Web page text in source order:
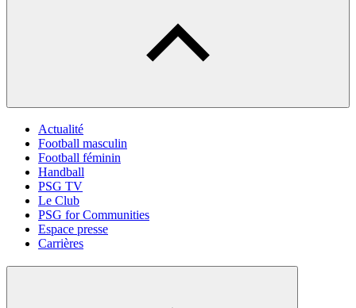
Actualité
Football masculin
Football féminin
Handball
PSG TV
Le Club
PSG for Communities
Espace presse
Carrières